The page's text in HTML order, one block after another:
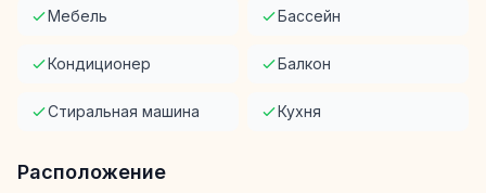
Мебель Бассейн
Кондиционер Балкон
Стиральная машина Кухня
Расположение